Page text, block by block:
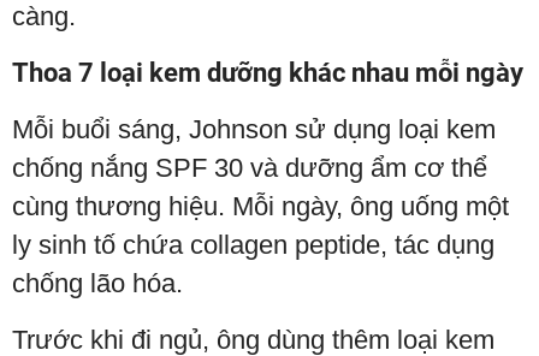
càng.
Thoa 7 loại kem dưỡng khác nhau mỗi ngày
Mỗi buổi sáng, Johnson sử dụng loại kem
chống nắng SPF 30 và dưỡng ẩm cơ thể
cùng thương hiệu. Mỗi ngày, ông uống một
ly sinh tố chứa collagen peptide, tác dụng
chống lão hóa.
Trước khi đi ngủ, ông dùng thêm loại kem